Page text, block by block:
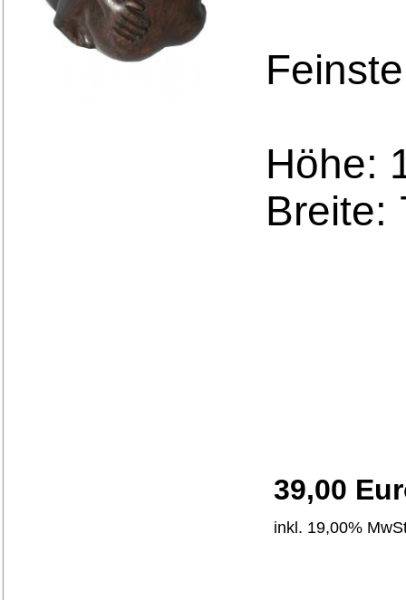
Höhe:
Breite:
39,00
inkl. 19,00%